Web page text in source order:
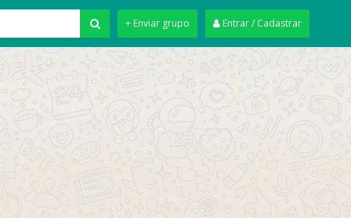
Entrar / Cadastrar
+ Enviar grupo